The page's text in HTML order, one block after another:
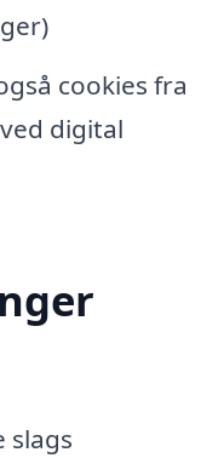
cookies fra
digital
slags